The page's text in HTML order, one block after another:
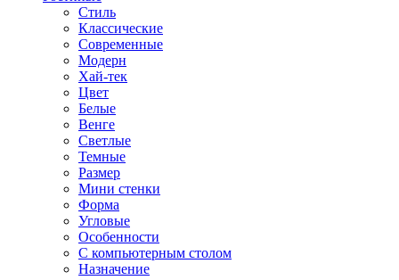
Стиль
Классические
Современные
Модерн
Хай-тек
Цвет
Белые
Венге
Светлые
Темные
Размер
Мини стенки
Форма
Угловые
Особенности
С компьютерным столом
Назначение